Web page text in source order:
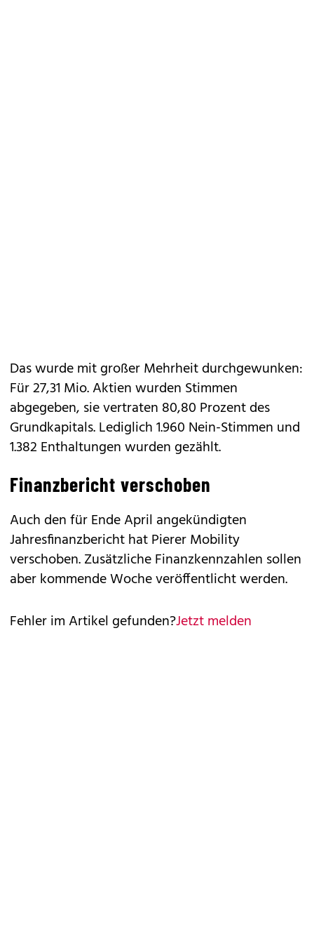
Das wurde mit großer Mehrheit durchgewunken:
Für 27,31 Mio. Aktien wurden Stimmen
abgegeben, sie vertraten 80,80 Prozent des
Grundkapitals. Lediglich 1.960 Nein-Stimmen und
1.382 Enthaltungen wurden gezählt.
Finanzbericht verschoben
Auch den für Ende April angekündigten
Jahresfinanzbericht hat Pierer Mobility
verschoben. Zusätzliche Finanzkennzahlen sollen
aber kommende Woche veröffentlicht werden.
Fehler im Artikel gefunden?Jetzt melden